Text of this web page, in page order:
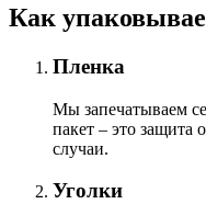
Как
Пленка
Мы запечатываем
пакет – это защита
случаи.
Уголки